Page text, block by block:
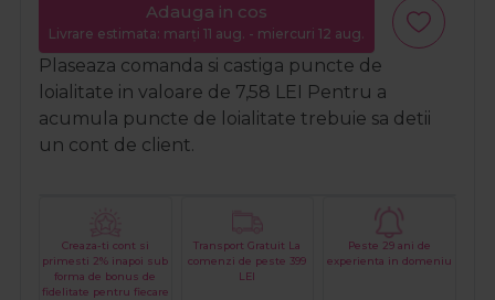
Adauga in cos
Livrare estimata: marți 11 aug. - miercuri 12 aug.
Plaseaza comanda si castiga puncte de
loialitate in valoare de 7,58 LEI
Pentru a
acumula puncte de loialitate trebuie sa detii
un cont de client.
Creaza-ti cont si
primesti 2% inapoi sub
forma de bonus de
fidelitate pentru fiecare
Transport Gratuit La
comenzi de peste 399
LEI
Peste 29 ani de
experienta in domeniu